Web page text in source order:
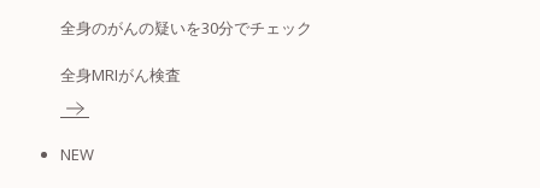
全身のがんの疑いを30分でチェック
全身MRIがん検査
NEW